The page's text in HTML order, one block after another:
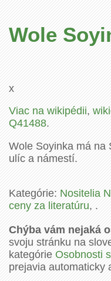
Wole
x
Viac na wikipédii,
Q41488.
Wole Soyinka má na
ulíc a námestí.
Kategórie:Nositelia
ceny za literatúru, .
Chýba vám nejaká
svoju stránku na
kategórieOsobnosti
prejavia automaticky